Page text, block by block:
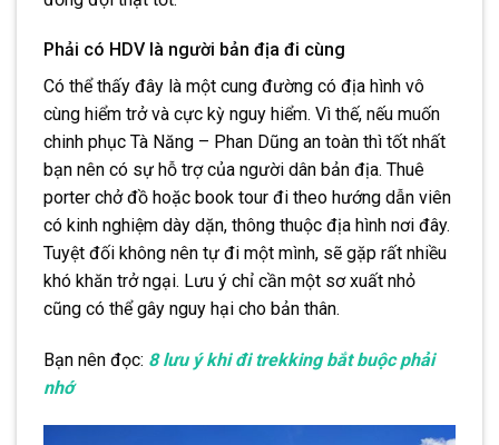
Phải có HDV là người bản địa đi cùng
Có thể thấy đây là một cung đường có địa hình vô
cùng hiểm trở và cực kỳ nguy hiểm. Vì thế, nếu muốn
chinh phục Tà Năng – Phan Dũng an toàn thì tốt nhất
bạn nên có sự hỗ trợ của người dân bản địa. Thuê
porter chở đồ hoặc book tour đi theo hướng dẫn viên
có kinh nghiệm dày dặn, thông thuộc địa hình nơi đây.
Tuyệt đối không nên tự đi một mình, sẽ gặp rất nhiều
khó khăn trở ngại. Lưu ý chỉ cần một sơ xuất nhỏ
cũng có thể gây nguy hại cho bản thân.
Bạn nên đọc: 8 lưu ý khi đi trekking bắt buộc phải
nhớ